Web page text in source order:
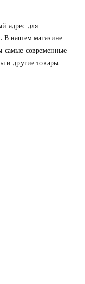
адрес для
В нашем магазине
самые современные
и другие товары.